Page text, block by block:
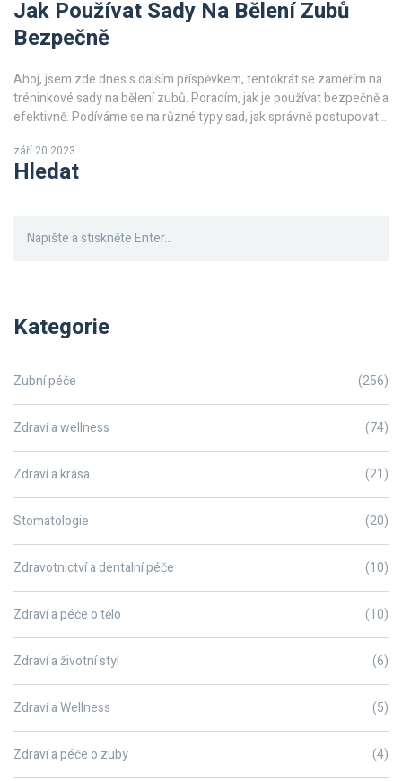
Jak Používat Sady Na Bělení Zubů
Bezpečně
Ahoj, jsem zde dnes s dalším příspěvkem, tentokrát se zaměřím na
tréninkové sady na bělení zubů. Poradím, jak je používat bezpečně a
efektivně. Podíváme se na různé typy sad, jak správně postupovat
vám poskytnu několik doporučení na ty nejlepší sady na trhu. Tahle
téma je opravdu důležitá, protože krásný úsměv otevírá všechny
září 20 2023
Hledat
Kategorie
Zubní péče (256)
Zdraví a wellness (74)
Zdraví a krása (21)
Stomatologie (20)
Zdravotnictví a dentalní péče (10)
Zdraví a péče o tělo (10)
Zdraví a životní styl (6)
Zdraví a Wellness (5)
Zdraví a péče o zuby (4)